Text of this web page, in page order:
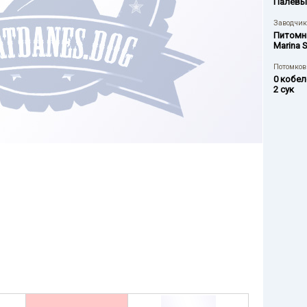
Marina
0
2 сук